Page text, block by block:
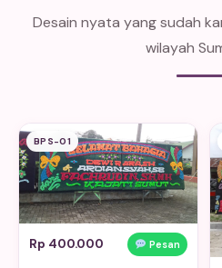
Desain nyata yang sudah
wilayah
BPS-01
Rp 400.000 Pesan